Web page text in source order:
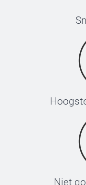
Niet